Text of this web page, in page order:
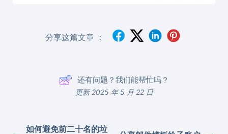
分享这篇文章 ：
还有问题？我们能帮忙吗？
更新 2025 年 5 月 22 日
如何避免前二十名的垃